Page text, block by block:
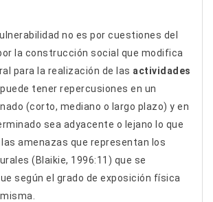
no es por cuestiones del
la construcción social que modifica
para la realización de las actividades
tener repercusiones en un
(corto, mediano o largo plazo) y en
sea adyacente o lejano lo que
amenazas que representan los
(Blaikie, 1996:11) que se
según el grado de exposición física